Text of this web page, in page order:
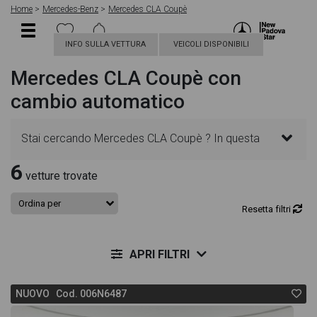
Home Mercedes-Benz Mercedes CLA Coupè
INFO SULLA VETTURA VEICOLI DISPONIBILI
Mercedes CLA Coupè con
cambio automatico
Stai cercando Mercedes CLA Coupè ? In questa
pagina troverai le migliori offerte per acquistare un
veicolo Mercedes nuovo. Le schede veicolo sono
6 vetture trovate
Resetta filtri
APRI FILTRI
NUOVO Cod. 006N6487